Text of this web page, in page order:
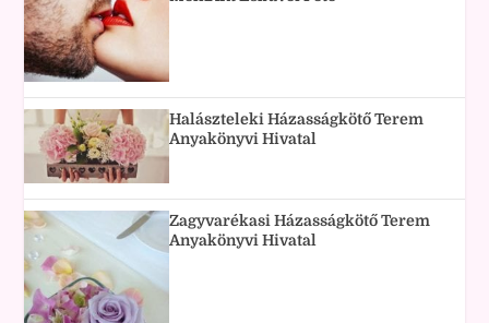
Halászteleki Házasságkötő Terem
Anyakönyvi Hivatal
Zagyvarékasi Házasságkötő Terem
Anyakönyvi Hivatal